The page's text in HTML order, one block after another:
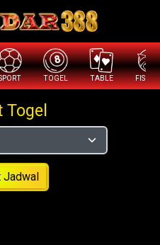
TOGEL TABLE
Togel
Jadwal